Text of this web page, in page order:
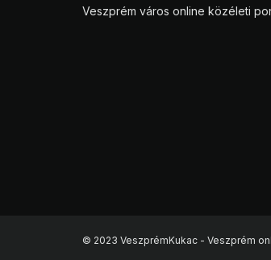
Veszprém város online közéleti
© 2023 VeszprémKukac - Veszprém